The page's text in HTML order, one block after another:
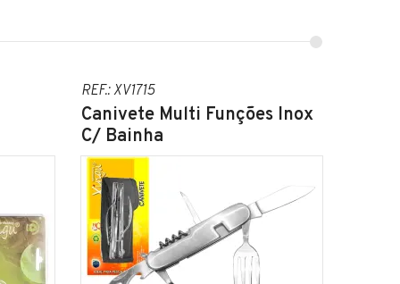
REF.: XV1715
Canivete Multi Funções Inox
C/ Bainha